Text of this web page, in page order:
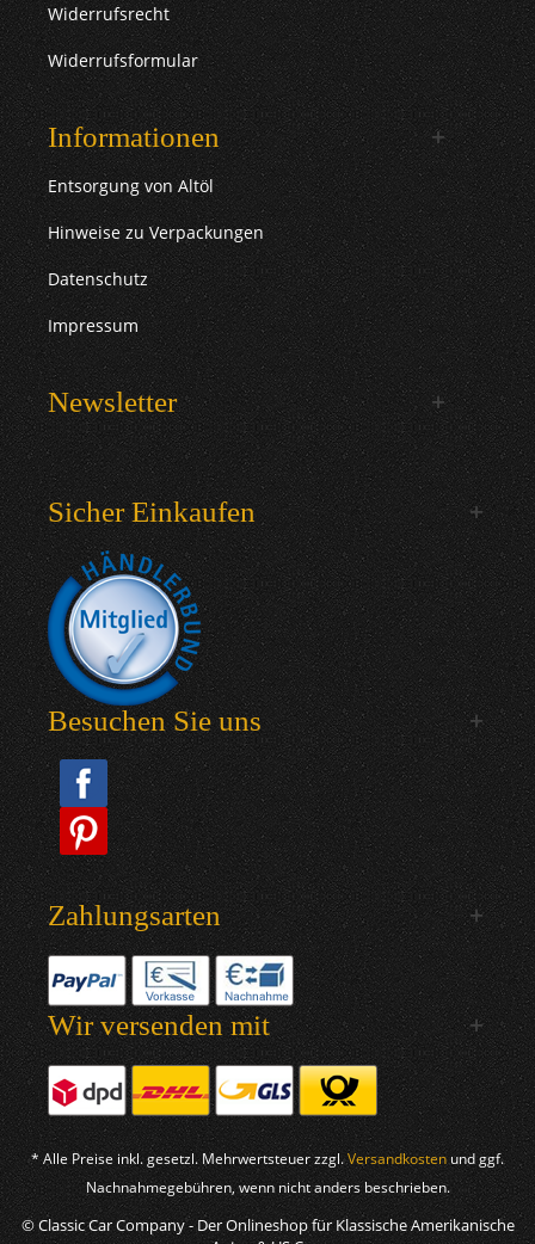
Widerrufsrecht
Widerrufsformular
Informationen
Entsorgung von Altöl
Hinweise zu Verpackungen
Datenschutz
Impressum
Newsletter
Sicher Einkaufen
Besuchen Sie uns
Zahlungsarten
Wir versenden mit
* Alle Preise inkl. gesetzl. Mehrwertsteuer zzgl.Versandkosten und ggf.
Nachnahmegebühren, wenn nicht anders beschrieben.
© Classic Car Company - Der Onlineshop für Klassische Amerikanische